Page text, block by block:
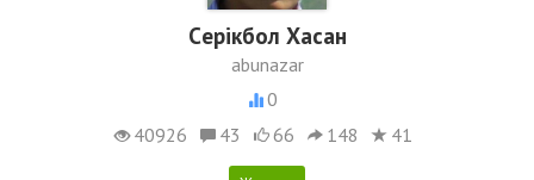
Cерікбол Хасан
abunazar
0
40926
43 66 148 41